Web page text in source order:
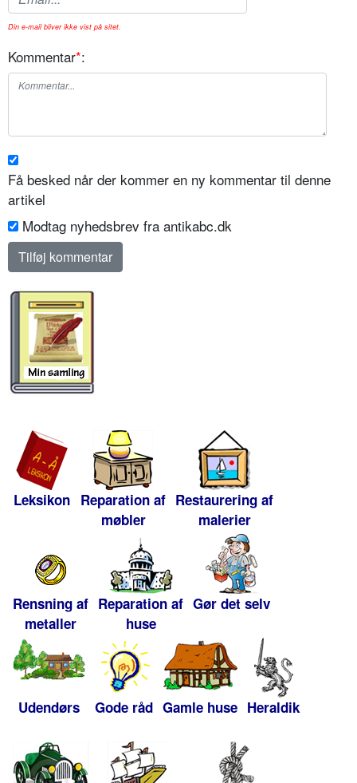
Din e-mail bliver ikke vist på sitet.
Kommentar*:
Få besked når der kommer en ny kommentar til denne
artikel
Modtag nyhedsbrev fra antikabc.dk
Leksikon Reparation af
møbler
Restaurering af
malerier
Rensning af
metaller
Reparation af
huse
Gør det selv
Udendørs Gode råd Gamle huse Heraldik